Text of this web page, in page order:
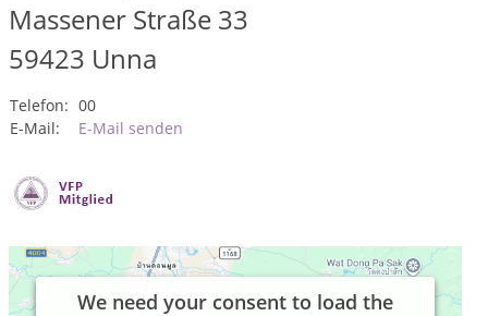
Massener Straße 33
59423 Unna
Telefon: 00
E-Mail:
E-Mail senden
We need your consent to load the